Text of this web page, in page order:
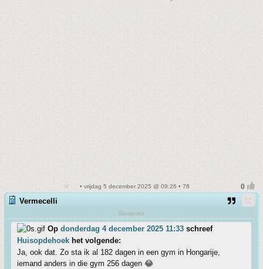
• vrijdag 5 december 2025 @ 09:26 • 76
Vermecelli
Slowpoke
Op donderdag 4 december 2025 11:33 schreef
Huisopdehoek het volgende:
Ja, ook dat. Zo sta ik al 182 dagen in een gym in Hongarije,
iemand anders in die gym 256 dagen 😂